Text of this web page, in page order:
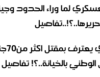
لما وراء الحدود
بالخيانة..؟!